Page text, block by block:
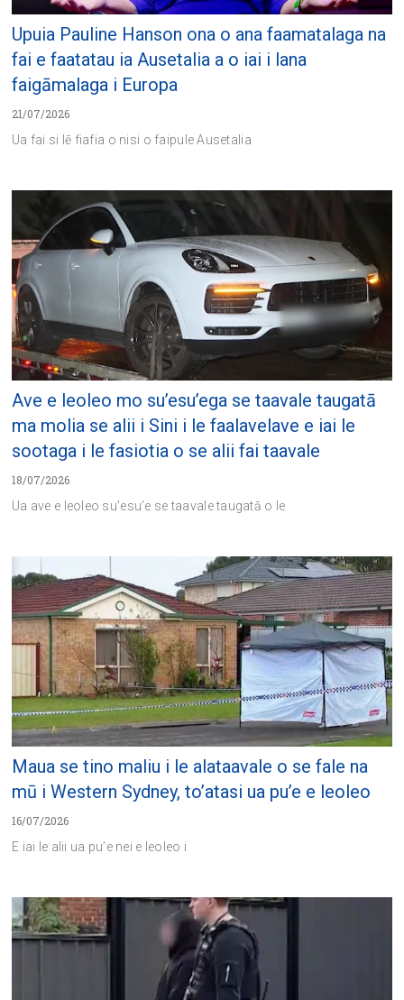
Upuia Pauline Hanson ona o ana faamatalaga na
fai e faatatau ia Ausetalia a o iai i lana
faigāmalaga i Europa
21/07/2026
Ua fai si lē fiafia o nisi o faipule Ausetalia
Ave e leoleo mo su’esu’ega se taavale taugatā
ma molia se alii i Sini i le faalavelave e iai le
sootaga i le fasiotia o se alii fai taavale
18/07/2026
Ua ave e leoleo su’esu’e se taavale taugatā o le
Maua se tino maliu i le alataavale o se fale na
mū i Western Sydney, to’atasi ua pu’e e leoleo
16/07/2026
E iai le alii ua pu’e nei e leoleo i